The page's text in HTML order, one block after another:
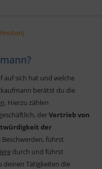
auf sich hat und welche
berätst du die
. Hierzu zählen
derVertrieb von
der
führst
durch und führst
deinen Tätigkeiten die